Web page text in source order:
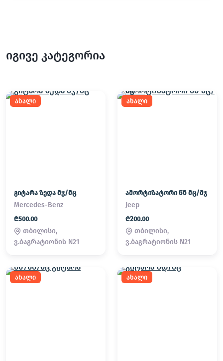
იგივე კატეგორია
ახალი
გიტარა ზედა მჯ/მც
Mercedes-Benz
₾500.00
თბილისი,
ვ.ბაგრატიონის N21
ახალი
ამორტიზატორი წნ მც/მჯ
Jeep
₾200.00
თბილისი,
ვ.ბაგრატიონის N21
ახალი ახალი